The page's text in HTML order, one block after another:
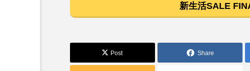
新生活SALE
Post Share